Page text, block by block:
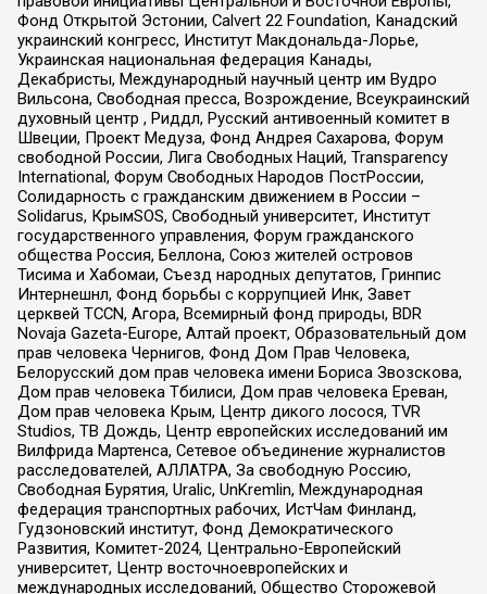
Фонд Открытой Эстонии, Calvert 22 Foundation, Канадский
украинский конгресс, Институт Макдональда-Лорье,
Украинская национальная федерация Канады,
Декабристы, Международный научный центр им Вудро
Вильсона, Свободная пресса, Возрождение, Всеукраинский
духовный центр , Риддл, Русский антивоенный комитет в
Швеции, Проект Медуза, Фонд Андрея Сахарова, Форум
свободной России, Лига Свободных Наций, Transparеncy
International, Форум Свободных Народов ПостРоссии,
Солидарность с гражданским движением в России –
Solidarus, КрымSOS, Свободный университет, Институт
государственного управления, Форум гражданского
общества Россия, Беллона, Союз жителей островов
Тисима и Хабомаи, Съезд народных депутатов, Гринпис
Интернешнл, Фонд борьбы с коррупцией Инк, Завет
церквей TCCN, Агора, Всемирный фонд природы, BDR
Novaja Gazeta-Europe, Алтай проект, Образовательный дом
прав человека Чернигов, Фонд Дом Прав Человека,
Белорусский дом прав человека имени Бориса Звозскова,
Дом прав человека Тбилиси, Дом прав человека Ереван,
Дом прав человека Крым, Центр дикого лосося, TVR
Studios, ТВ Дождь, Центр европейских исследований им
Вилфрида Мартенса, Сетевое объединение журналистов
расследователей, АЛЛАТРА, За свободную Россию,
Свободная Бурятия, Uralic, UnKremlin, Международная
федерация транспортных рабочих, ИстЧам Финланд,
Гудзоновский институт, Фонд Демократического
Развития, Комитет-2024, Центрально-Европейский
университет, Центр восточноевропейских и
международных исследований, Общество Сторожевой